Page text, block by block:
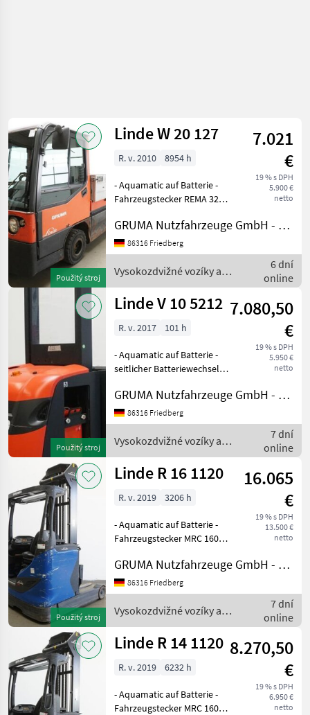
Použitý stroj
Linde W 20 127
7.021
€
19 % s DPH
5.900 €
netto
R. v. 2010 8954 h
- Aquamatic auf Batterie -
Fahrzeugstecker REMA 320A
- Spannungswandler -
Vollkabine - Bauhöhe durch
Fahrerschutzdach: 1820
mm - Heizung
GRUMA Nutzfahrzeuge GmbH - Staplertechnik
86316 Friedberg
Vysokozdvižné vozíky a
skladová technika / Linde
6 dní
online
Použitý stroj
Linde V 10 5212 7.080,50
€
19 % s DPH
5.950 €
netto
R. v. 2017 101 h
- Aquamatic auf Batterie -
seitlicher Batteriewechsel
800 mm - Stahlrahmen -
Mastschutz: Polycarbonat -
Schlüsselschalter -
Haupthub 19
GRUMA Nutzfahrzeuge GmbH - Staplertechnik
86316 Friedberg
Vysokozdvižné vozíky a
skladová technika / Linde
7 dní
online
Použitý stroj
Linde R 16 1120
16.065
€
19 % s DPH
13.500 €
netto
R. v. 2019 3206 h
- Aquamatic auf Batterie -
Fahrzeugstecker MRC 160A -
Fahrzeug:
Einfachzusatzhydraulik -
Mast:
Einfachzusatzhydraulik -
GRUMA Nutzfahrzeuge GmbH - Staplertechnik
86316 Friedberg
Vysokozdvižné vozíky a
skladová technika / Linde
7 dní
online
Linde R 14 1120 8.270,50
€
19 % s DPH
6.950 €
netto
R. v. 2019 6232 h
- Aquamatic auf Batterie -
Fahrzeugstecker MRC 160A -